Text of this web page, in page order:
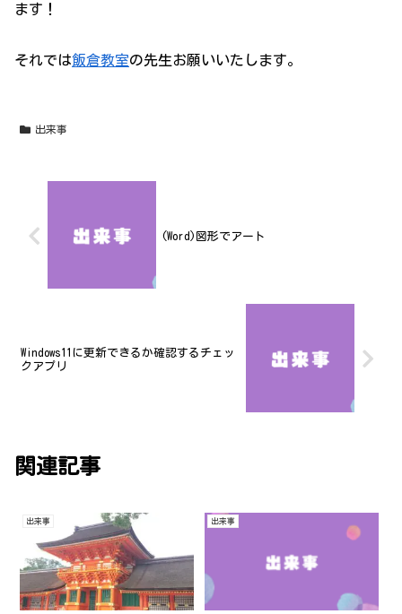
ます！
それでは飯倉教室の先生お願いいたします。
出来事
(Word)図形でアート
Windows11に更新できるか確認するチェッ
クアプリ
関連記事
出来事 出来事